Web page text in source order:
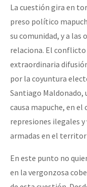
La cuestión gira en
preso político
su comunidad, y a las
relaciona. El conflicto
extraordinaria
por la coyuntura
Santiago Maldonado,
causa mapuche, en
represiones ilegales
armadas en el
En este punto no
en la vergonzosa